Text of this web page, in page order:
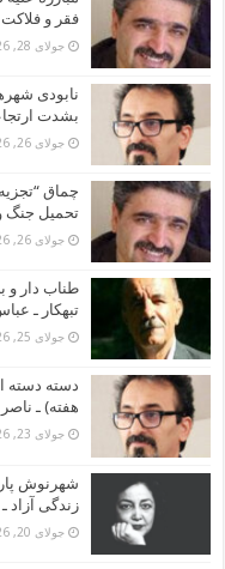
فقر و
جولای 28, 2026
نابودی
بشدت
جولای 26, 2026
چماق
تحمیل جنگ
جولای 26, 2026
طناب دار و
تبهکار ـ
جولای 25, 2026
دسته دسته
هفته) ـ ناصر
جولای 23, 2026
شهرنوش
زندگی آزاد
جولای 20, 2026